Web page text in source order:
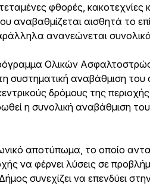
φθορές,
αναβαθμίζεται αισθητά το
ανανεώνεται συνολικά
Ολικών
συστηματική αναβάθμιση
δρόμους της
η συνολική αναβάθμιση του
αποτύπωμα, το οποίο
να φέρνει λύσεις σε
συνεχίζει να επενδύει